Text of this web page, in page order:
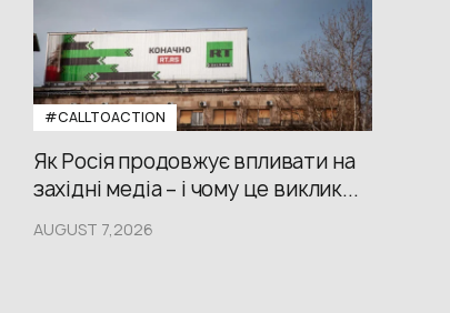
#CALLTOACTION
Як Росія продовжує впливати на
західні медіа – і чому це виклик...
AUGUST 7,2026